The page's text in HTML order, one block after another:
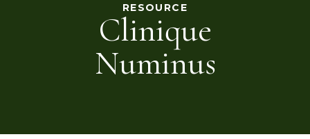
RESOURCE
Clinique
Numinus